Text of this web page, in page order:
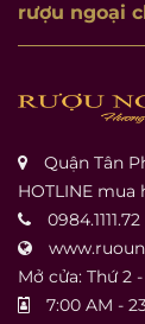
rượu ngoại
Quận Tân
HOTLINE mua
0984.1111.72
Mở cửa: Thứ 2
7:00 AM -